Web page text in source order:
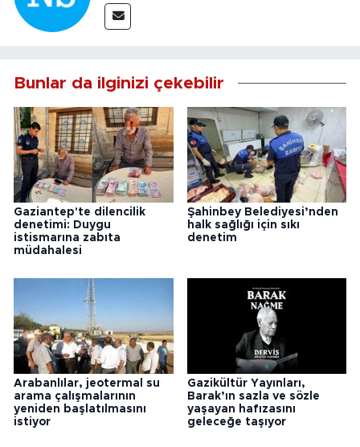
Bunlar da ilginizi çekebilir
Gaziantep'te dilencilik
denetimi: Duygu
istismarına zabıta
müdahalesi
Şahinbey Belediyesi’nden
halk sağlığı için sıkı
denetim
Arabanlılar, jeotermal su
arama çalışmalarının
yeniden başlatılmasını
istiyor
Gazikültür Yayınları,
Barak’ın sazla ve sözle
yaşayan hafızasını
geleceğe taşıyor